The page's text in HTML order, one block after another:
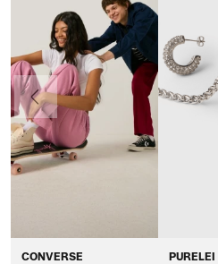
CONVERSE PURELEI
Précédent